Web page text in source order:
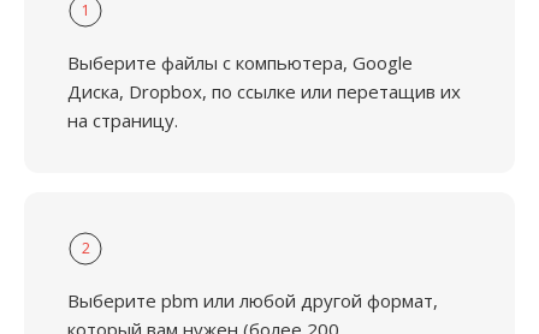
1
Выберите файлы с компьютера, Google
Диска, Dropbox, по ссылке или перетащив их
на страницу.
2
Выберите pbm или любой другой формат,
который вам нужен (более 200